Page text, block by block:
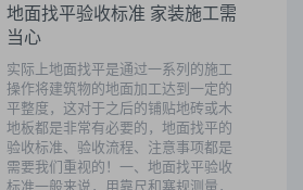
地面找平验收标准 家装施工需
当心
实际上地面找平是通过一系列的施工
操作将建筑物的地面加工达到一定的
平整度，这对于之后的铺贴地砖或木
地板都是非常有必要的，地面找平的
验收标准、验收流程、注意事项都是
需要我们重视的！一、地面找平验收
标准一般来说，用靠尺和塞规测量，